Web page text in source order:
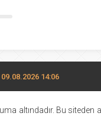
09.08.2026 14:06
altındadır. Bu siteden